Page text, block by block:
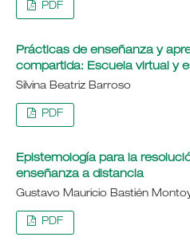
PDF
Prácticas de enseñanza y
compartida: Escuela virtual y
Silvina Beatriz Barroso
PDF
Epistemología para la
enseñanza a distancia
Gustavo Mauricio Bastién
PDF